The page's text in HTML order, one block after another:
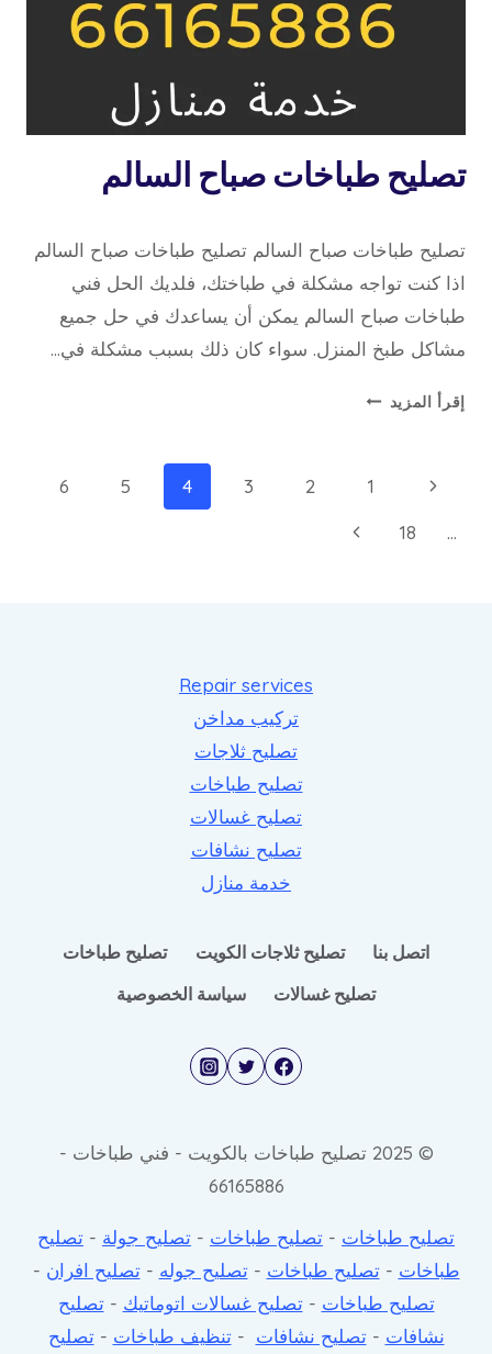
تصليح
طباخات
تصليح طباخات صباح السالم
repaircookers
تصليح طباخات صباح السالم تصليح طباخات صباح السالم
اذا كنت تواجه مشكلة في طباختك، فلديك الحل فني
طباخات صباح السالم يمكن أن يساعدك في حل جميع
مشاكل طبخ المنزل. سواء كان ذلك بسبب مشكلة في…
إقرأ المزيد تصليح
تنقل
الصفحة
الصفحة
السابقة
1
2
3
4
5
6
…
18
الصفحة
Repair services
تركيب مداخن
تصليح ثلاجات
تصليح طباخات
تصليح غسالات
تصليح نشافات
خدمة منازل
اتصل بنا تصليح ثلاجات الكويت
تصليح طباخات
تصليح غسالات
سياسة الخصوصية
© 2025 تصليح طباخات بالكويت - فني طباخات -
66165886
تصليح طباخات - تصليح طباخات - تصليح جولة - تصليح
طباخات -تصليح طباخات -تصليح جوله -تصليح افران -
تصليح طباخات -تصليح غسالات اتوماتيك -تصليح
نشافات -تصليح نشافات -تنظيف طباخات -تصليح